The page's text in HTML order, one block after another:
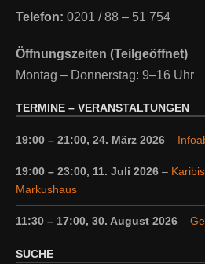
Telefon: 0201 / 88 – 51 754
Öffnungszeiten (Teilgeöffnet)
Montag – Donnerstag: 9–16 Uhr
TERMINE – VERANSTALTUNGEN
19:00 – 21:00, 24. März 2026 –
19:00 – 23:00, 11. Juli 2026 –
Markushaus
11:30 – 17:00, 30. August 2026 –
SUCHE